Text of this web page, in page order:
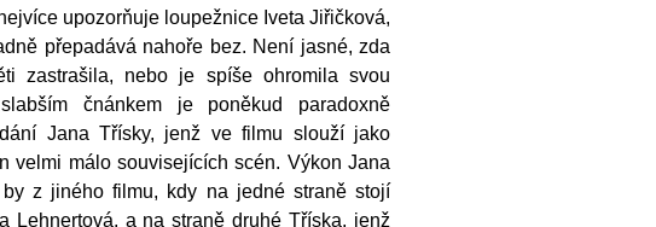
upozorňuje loupežnice Iveta Jiřičková,
přepadává nahoře bez. Není jasné, zda
zastrašila, nebo je spíše ohromila svou
čnánkem je poněkud paradoxně
Jana Třísky, jenž ve filmu slouží jako
velmi málo souvisejících scén. Výkon Jana
z jiného filmu, kdy na jedné straně stojí
Lehnertová, a na straně druhé Tříska, jenž